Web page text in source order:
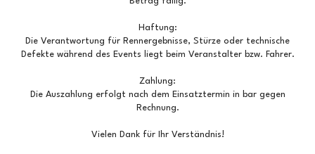
Haftung:
Die Verantwortung für Rennergebnisse, Stürze oder technische
Defekte während des Events liegt beim Veranstalter bzw. Fahrer.
Zahlung:
Die Auszahlung erfolgt nach dem Einsatztermin in bar gegen
Rechnung.
Vielen Dank für Ihr Verständnis!